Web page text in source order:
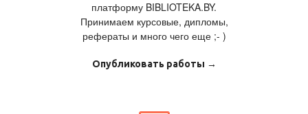
платформу BIBLIOTEKA.BY.
Принимаем курсовые, дипломы,
рефераты и много чего еще ;- )
Опубликовать работы →